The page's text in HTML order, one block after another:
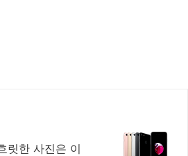
릿한 사진은 이